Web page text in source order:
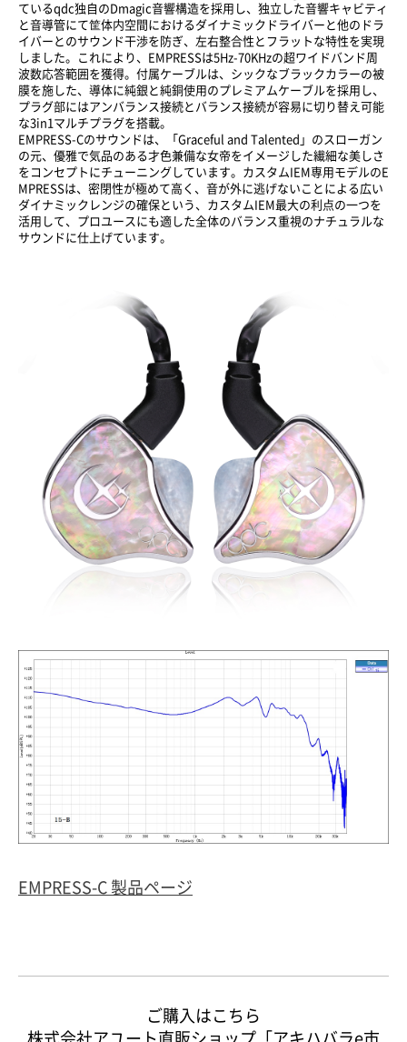
ているqdc独自のDmagic音響構造を採用し、独立した音響キャビティ
と音導管にて筐体内空間におけるダイナミックドライバーと他のドラ
イバーとのサウンド干渉を防ぎ、左右整合性とフラットな特性を実現
しました。これにより、EMPRESSは5Hz-70KHzの超ワイドバンド周
波数応答範囲を獲得。付属ケーブルは、シックなブラックカラーの被
膜を施した、導体に純銀と純銅使用のプレミアムケーブルを採用し、
プラグ部にはアンバランス接続とバランス接続が容易に切り替え可能
な3in1マルチプラグを搭載。
EMPRESS-Cのサウンドは、「Graceful and Talented」のスローガン
の元、優雅で気品のある才色兼備な女帝をイメージした繊細な美しさ
をコンセプトにチューニングしています。カスタムIEM専用モデルのE
MPRESSは、密閉性が極めて高く、音が外に逃げないことによる広い
ダイナミックレンジの確保という、カスタムIEM最大の利点の一つを
活用して、プロユースにも適した全体のバランス重視のナチュラルな
サウンドに仕上げています。
EMPRESS-C 製品ページ
ご購入はこちら
株式会社アユート直販ショップ「アキハバラe市